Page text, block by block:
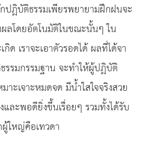
ปฏิบัติธรรมเพียรพยายามฝึกฝนจะ
ลโดยอัตโนมัติในขณะนั้นๆ ใน
ด เราจะเอาตัวรอดได้ ผลที่ได้จา
รมกรรมฐาน จะทำให้ผู้ปฏิบัติ
าะเจาะหมดจด มีน้ำใสใจจริงสวย
ละพอดียิ่งขึ้นเรื่อยๆ รวมทั้งได้รับ
ผู้ใหญ่คือเทวดา